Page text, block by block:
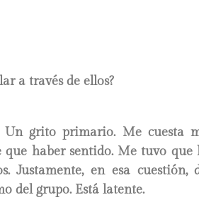
a través de ellos?
grito primario. Me cuesta
haber sentido. Me tuvo que
Justamente, en esa cuestión,
del grupo. Está latente.